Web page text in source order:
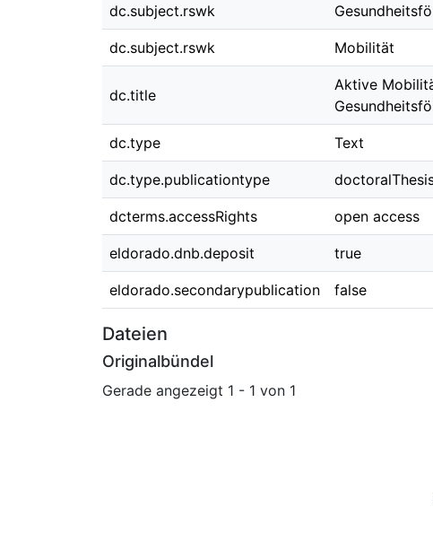
dc.subject.rswk
dc.subject.rswk Mobilität
dc.title
Aktive
dc.type Text
dc.type.publicationtype
dcterms.accessRights open access
eldorado.dnb.deposit true
eldorado.secondarypublication false
Dateien
Originalbündel
Gerade angezeigt 1 - 1 von 1